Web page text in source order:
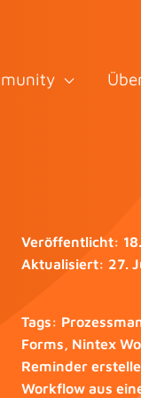
Veröffentlicht:
Aktualisiert: 27.
Tags:
Forms, Nintex
Reminder
Workflow aus